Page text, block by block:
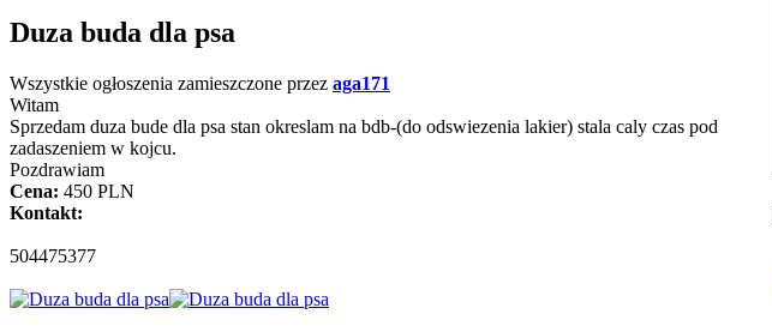
Duza buda dla psa
Wszystkie ogłoszenia zamieszczone przez aga171
Witam
Sprzedam duza bude dla psa stan okreslam na bdb-(do odswiezenia lakier) stala caly czas pod
zadaszeniem w kojcu.
Pozdrawiam
Cena: 450 PLN
Kontakt:
504475377